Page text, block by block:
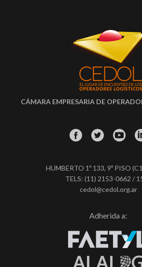
CÁMARA EMPRESARIA DE
HUMBERTO 1º 133, 9º PISO
TELS: (11) 2153-0662 /
cedol@cedol.org.ar
Adherida a: